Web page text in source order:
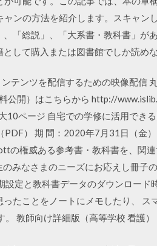
ンの方法を紹介します。スキャン
「総説」、「大系書・教科書」が
して購入または図書館でしか読め
テンツを配信するための映像配信
公開）はこちらから http://
10ページ 自宅での学修に活用でき
） 期 間：2020年7月31日（金
の権威ある参考書・教科書を、関
みなさまのニーズにお応えし冊子
定と教科書データのダウンロー
たことをノートにメモしたり、 ス
教師向け詳細版（高等学校 看護